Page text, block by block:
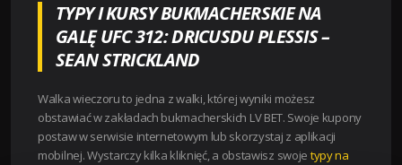
TYPY I KURSY BUKMACHERSKIE NA
GALĘ UFC 312: DRICUSDU PLESSIS –
SEAN STRICKLAND
Walka wieczoru to jedna z walki, której wyniki możesz
obstawiać w zakładach bukmacherskich LV BET. Swoje kupony
postaw w serwisie internetowym lub skorzystaj z aplikacji
mobilnej. Wystarczy kilka kliknięć, a obstawisz swoje typy na